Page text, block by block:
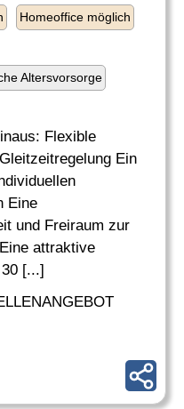
Homeoffice möglich
Altersvorsorge
Flexible
Ein
Eine
und Freiraum zur
attraktive
[...]